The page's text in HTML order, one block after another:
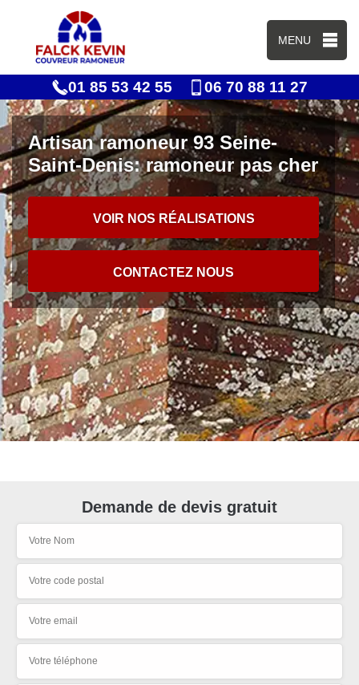
MENU
01 85 53 42 55 06 70 88 11 27
Artisan ramoneur 93 Seine-
Saint-Denis: ramoneur pas cher
VOIR NOS RÉALISATIONS
CONTACTEZ NOUS
Demande de devis gratuit